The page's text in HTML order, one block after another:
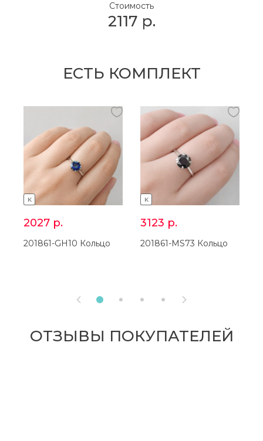
Стоимость
2117 р.
ЕСТЬ КОМПЛЕКТ
K
2027 р.
201861-GH10 Кольцо
K
3123 р.
201861-MS73 Кольцо
 
ОТЗЫВЫ ПОКУПАТЕЛЕЙ